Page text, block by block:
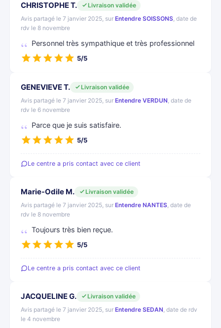
CHRISTOPHE T.
Livraison validée
Avis partagé le 7 janvier 2025, sur Entendre SOISSONS, date de
rdv le 8 novembre
Personnel très sympathique et très professionnel
5/5
GENEVIEVE T.
Livraison validée
Avis partagé le 7 janvier 2025, sur Entendre VERDUN, date de
rdv le 6 novembre
Parce que je suis satisfaire.
5/5
Le centre a pris contact avec ce client
Marie-Odile M.
Livraison validée
Avis partagé le 7 janvier 2025, sur Entendre NANTES, date de
rdv le 8 novembre
Toujours très bien reçue.
5/5
Le centre a pris contact avec ce client
JACQUELINE G.
Livraison validée
Avis partagé le 7 janvier 2025, sur Entendre SEDAN, date de rdv
le 4 novembre